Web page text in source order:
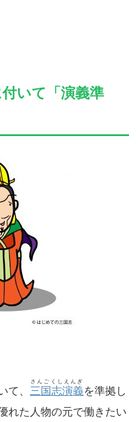
いて「演義準
て、 三国志演義
さんごくしえんぎ
を準拠し
れた人物の元で働きたい